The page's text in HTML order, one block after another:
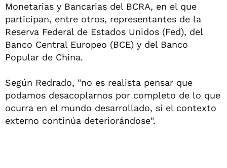
Monetarias y Bancarias del BCRA, en el que
participan, entre otros, representantes de la
Reserva Federal de Estados Unidos (Fed), del
Banco Central Europeo (BCE) y del Banco
Popular de China.
Según Redrado, "no es realista pensar que
podamos desacoplarnos por completo de lo que
ocurra en el mundo desarrollado, si el contexto
externo continúa deteriorándose".